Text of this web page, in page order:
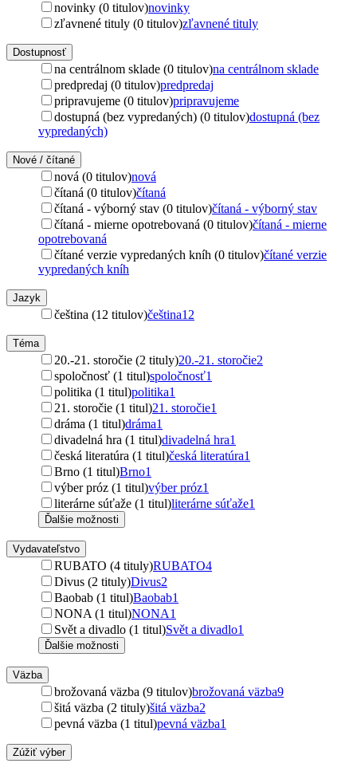
novinky (0 titulov)novinky
zľavnené tituly (0 titulov)zľavnené tituly
Dostupnosť
na centrálnom sklade (0 titulov)na centrálnom sklade
predpredaj (0 titulov)predpredaj
pripravujeme (0 titulov)pripravujeme
dostupná (bez vypredaných) (0 titulov)dostupná (bez
vypredaných)
Nové / čítané
nová (0 titulov)nová
čítaná (0 titulov)čítaná
čítaná - výborný stav (0 titulov)čítaná - výborný stav
čítaná - mierne opotrebovaná (0 titulov)čítaná - mierne
opotrebovaná
čítané verzie vypredaných kníh (0 titulov)čítané verzie
vypredaných kníh
Jazyk
čeština (12 titulov)čeština12
Téma
20.-21. storočie (2 tituly)20.-21. storočie2
spoločnosť (1 titul)spoločnosť1
politika (1 titul)politika1
21. storočie (1 titul)21. storočie1
dráma (1 titul)dráma1
divadelná hra (1 titul)divadelná hra1
česká literatúra (1 titul)česká literatúra1
Brno (1 titul)Brno1
výber próz (1 titul)výber próz1
literárne súťaže (1 titul)literárne súťaže1
Ďalšie možnosti
Vydavateľstvo
RUBATO (4 tituly)RUBATO4
Divus (2 tituly)Divus2
Baobab (1 titul)Baobab1
NONA (1 titul)NONA1
Svět a divadlo (1 titul)Svět a divadlo1
Ďalšie možnosti
Väzba
brožovaná väzba (9 titulov)brožovaná väzba9
šitá väzba (2 tituly)šitá väzba2
pevná väzba (1 titul)pevná väzba1
Zúžiť výber